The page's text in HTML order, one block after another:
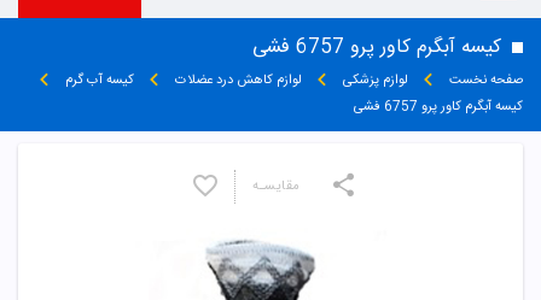
کیسه آبگرم کاور پرو 6757 فشی
صفحه نخست لوازم پزشکی لوازم کاهش درد عضلات
کیسه آب گرم
کیسه آبگرم کاور پرو 6757 فشی
مقایسـه